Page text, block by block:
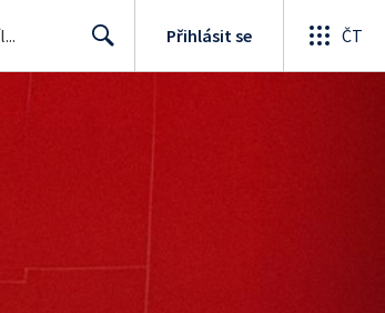
Přihlásit se ČT